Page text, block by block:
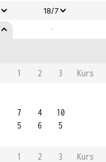
18/7
-
1 2 3
Kurs
7
5
4
6
10
5
1 2 3
Kurs